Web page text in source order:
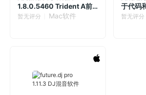
1.8.0.5460 Trident A前
置放大器模拟插件
暂无评分 Mac软件
于代码
文本编
暂无评分